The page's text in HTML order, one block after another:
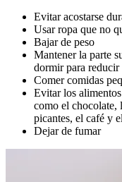
Evitar acostarse
Usar ropa que no
Bajar de peso
Mantener la parte
dormir para
Comer comidas
Evitar los
como el chocolate,
picantes, el café y
Dejar de fumar